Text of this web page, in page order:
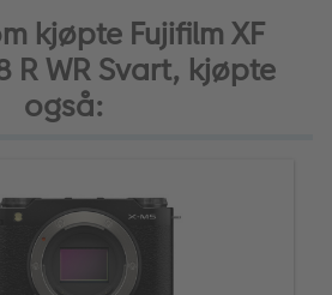
kjøpte Fujifilm XF
R WR Svart, kjøpte
også: